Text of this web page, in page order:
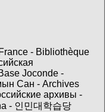
- Bibliothèque
Joconde -
Сан - Archives
архивы -
- 인민대학습당